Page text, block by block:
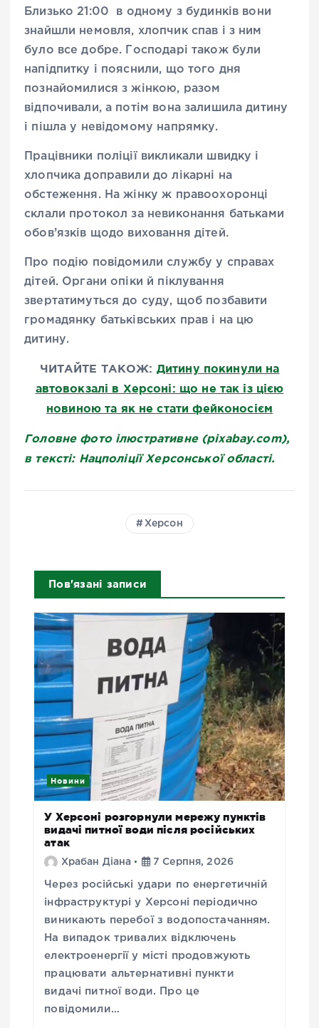
Близько 21:00 в одному з будинків вони
знайшли немовля, хлопчик спав і з ним
було все добре. Господарі також були
напідпитку і пояснили, що того дня
познайомилися з жінкою, разом
відпочивали, а потім вона залишила дитину
і пішла у невідомому напрямку.
Працівники поліції викликали швидку і
хлопчика доправили до лікарні на
обстеження. На жінку ж правоохоронці
склали протокол за невиконання батьками
обов’язків щодо виховання дітей.
Про подію повідомили службу у справах
дітей. Органи опіки й піклування
звертатимуться до суду, щоб позбавити
громадянку батьківських прав і на цю
дитину.
ЧИТАЙТЕ ТАКОЖ: Дитину покинули на
автовокзалі в Херсоні: що не так із цією
новиною та як не стати фейконосієм
Головне фото ілюстративне (pixabay.com),
в тексті: Нацполіції Херсонської області.
Херсон
Пов'язані записи
Новини
У Херсоні розгорнули мережу пунктів
видачі питної води після російських
атак
Храбан Діана 7 Серпня, 2026
Через російські удари по енергетичній
інфраструктурі у Херсоні періодично
виникають перебої з водопостачанням.
На випадок тривалих відключень
електроенергії у місті продовжують
працювати альтернативні пункти
видачі питної води. Про це
повідомили…